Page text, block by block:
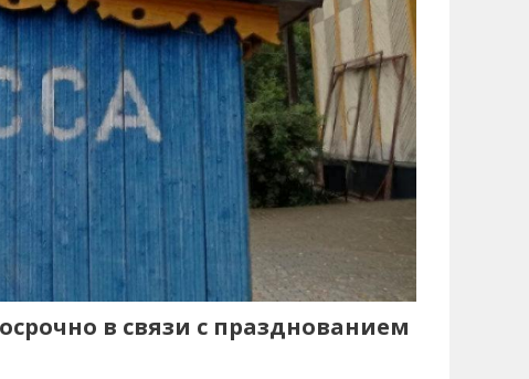
в связи с празднованием